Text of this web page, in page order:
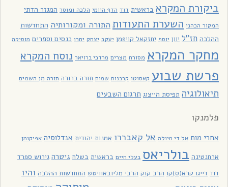
ביקורת המקרא בראשית דוד הדף היומי הלכה ומוסר המגזר הדתי
המקור הכהני השערת התעודות התורה ומקורותיה התחדשות
ההלכה חז"ל יוון יוסף יחזקאל קויפמן יעקב יצחק יתרו כנסים וספרים מוסיקה
מחקר המקרא מסורת מצרים מרדכי ברויאר נוסח המקרא
פרשת שבוע קאסוטו קרבנות שמות תורה ברורה תורה מן השמים
תיאולוגיה תפיסת הייצוג תרגום השבעים
פלמנקו
אחרי מות אל די מיולה אל קאבררו אמנות יהודית אנדלוסיה אפיקומן
ארחנטינה בולריאס בעלי חיים בראשית בשלח גיטרה גירוש ספרד
דוד דייגו קרא(ס)קו הרב קוק הרבי מליובאוויטש התחדשות ההלכה והיו